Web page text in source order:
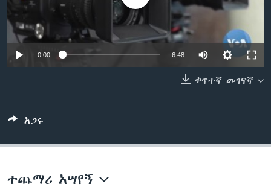
ቋንቋዎች
0:00 6:48
ቀጥተኛ መገናኛ
አጋሩ
ተጨማሪ አሣየኝ